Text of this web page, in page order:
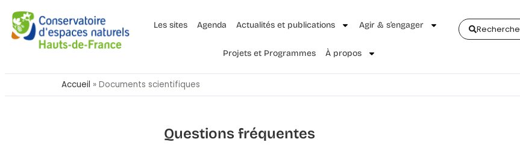
Les sites Agenda Actualités et publications Agir & s’engager
Projets et Programmes À propos
Recherche
Accueil » Documents scientifiques
Questions fréquentes